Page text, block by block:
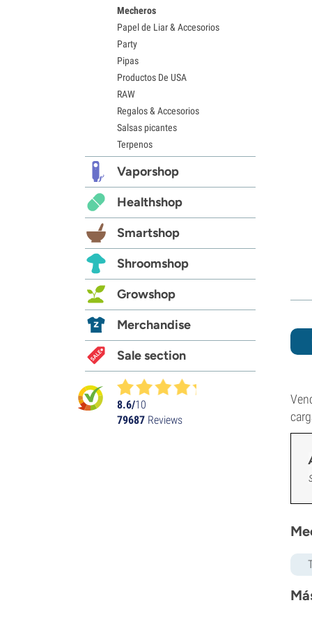
Mecheros
Papel de Liar & Accesorios
Party
Pipas
Productos De USA
RAW
Regalos & Accesorios
Salsas picantes
Terpenos
Vaporshop
Healthshop
Smartshop
Shroomshop
Growshop
Merchandise
Sale section
8.6/10
79687 Reviews